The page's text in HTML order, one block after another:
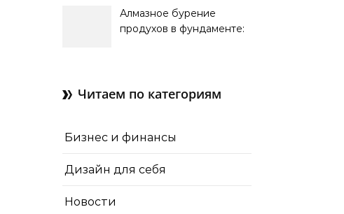
Алмазное бурение
продухов в фундаменте:
Читаем по категориям
Бизнес и финансы
Дизайн для себя
Новости